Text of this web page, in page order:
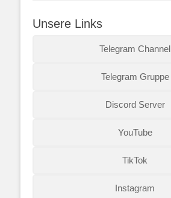
Unsere Links
Telegram Channel
Telegram Gruppe
Discord Server
YouTube
TikTok
Instagram